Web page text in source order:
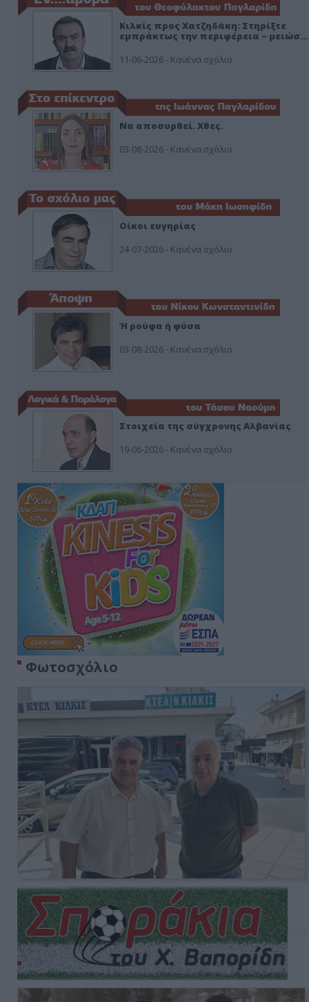
Κιλκίς προς Χατζηδάκη: Στηρίξτε
εμπράκτως την περιφέρεια – μειώσ…
11-06-2026 - Κανένα σχόλιο
Να αποσυρθεί. Χθες.
03-08-2026 - Κανένα σχόλιο
Οίκοι ευγηρίας
24-07-2026 - Κανένα σχόλιο
Ή ρούφα ή φύσα
03-08-2026 - Κανένα σχόλιο
Στοιχεία της σύγχρονης Αλβανίας
19-06-2026 - Κανένα σχόλιο
Φωτοσχόλιο